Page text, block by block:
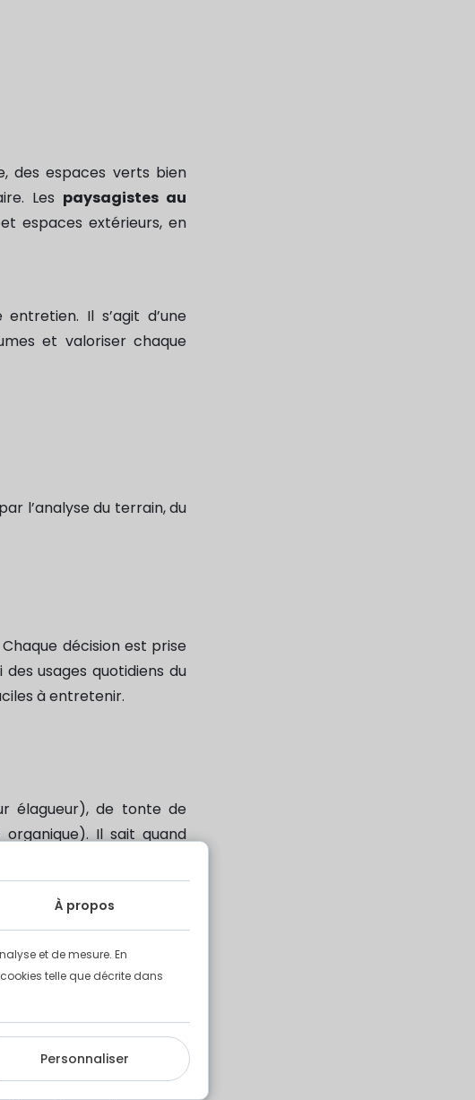
des espaces verts bien
Les paysagistes au
espaces extérieurs, en
Il s’agit d’une
et valoriser chaque
l’analyse du terrain, du
décision est prise
usages quotidiens du
à entretenir.
élagueur), de tonte de
Il sait quand
constant.
pas équivalentes.
À propos
et de mesure. En
telle que décrite dans
Personnaliser